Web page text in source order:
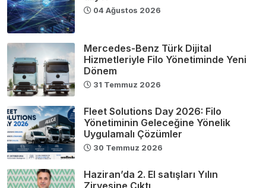
04 Ağustos 2026
Mercedes-Benz Türk Dijital
Hizmetleriyle Filo Yönetiminde Yeni
Dönem
31 Temmuz 2026
Fleet Solutions Day 2026: Filo
Yönetiminin Geleceğine Yönelik
Uygulamalı Çözümler
30 Temmuz 2026
Haziran’da 2. El satışları Yılın